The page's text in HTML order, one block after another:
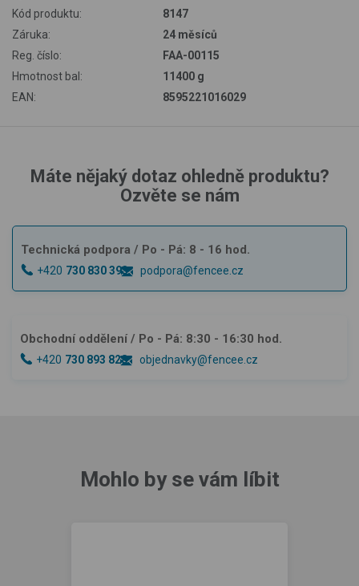
Kód produktu:
8147
Záruka:
24 měsíců
Reg. číslo:
FAA-00115
Hmotnost bal:
11400 g
EAN:
8595221016029
Máte nějaký dotaz ohledně produktu?
Ozvěte se nám
Technická podpora / Po - Pá: 8 - 16 hod.
+420 730 830 393 podpora@fencee.cz
Obchodní oddělení / Po - Pá: 8:30 - 16:30 hod.
+420 730 893 828 objednavky@fencee.cz
Mohlo by se vám líbit